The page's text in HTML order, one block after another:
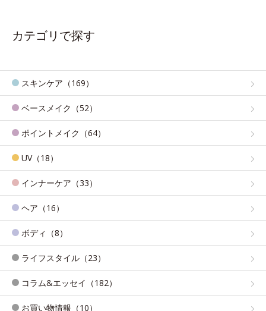
カテゴリで探す
スキンケア（169）
ベースメイク（52）
ポイントメイク（64）
UV（18）
インナーケア（33）
ヘア（16）
ボディ（8）
ライフスタイル（23）
コラム&エッセイ（182）
お買い物情報（10）